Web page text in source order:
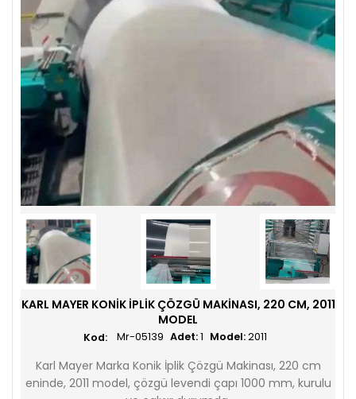
KARL MAYER KONIK İPLIK ÇÖZGÜ MAKINASI, 220 CM, 2011
MODEL
Adet:1 Model:2011
Mr-05139
Karl Mayer Marka Konik İplik Çözgü Makinası, 220 cm
eninde, 2011 model, çözgü levendi çapı 1000 mm, kurulu